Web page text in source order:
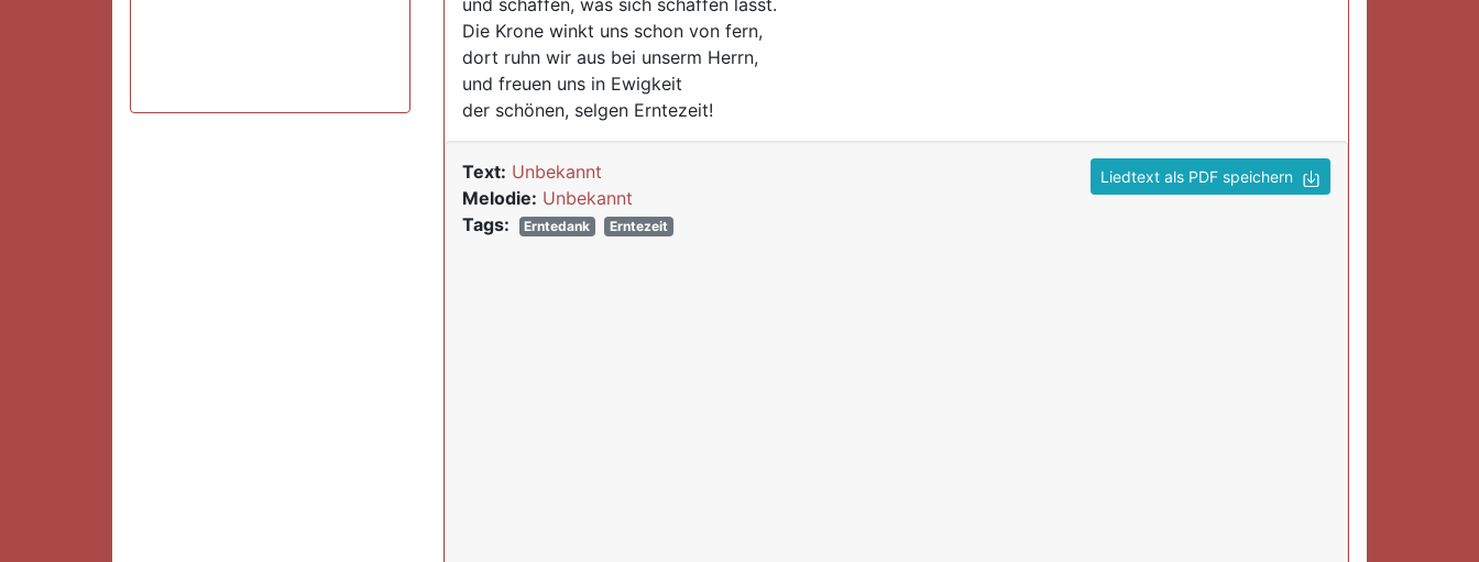
und schaffen, was sich schaffen lässt.
Die Krone winkt uns schon von fern,
dort ruhn wir aus bei unserm Herrn,
und freuen uns in Ewigkeit
der schönen, selgen Erntezeit!
Liedtext als PDF speichern
Text: Unbekannt
Melodie: Unbekannt
Tags:
Erntedank Erntezeit